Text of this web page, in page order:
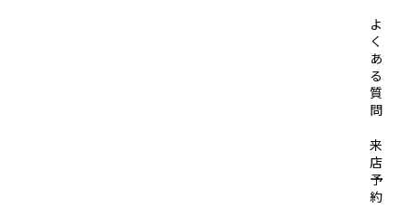
よ
く
あ
る
質
問
来
店
予
約